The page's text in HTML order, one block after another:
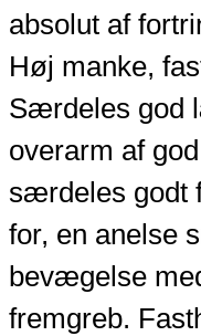
absolut af
Høj manke,
Særdeles god
overarm af
særdeles godt
for, en anelse
bevægelse
fremgreb.